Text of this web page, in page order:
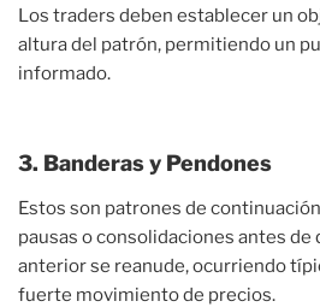
Los traders deben establecer un
altura del patrón, permitiendo un
informado.
3. Banderas y Pendones
Estos son patrones de
pausas o consolidaciones antes de
anterior se reanude, ocurriendo
fuerte movimiento de precios.